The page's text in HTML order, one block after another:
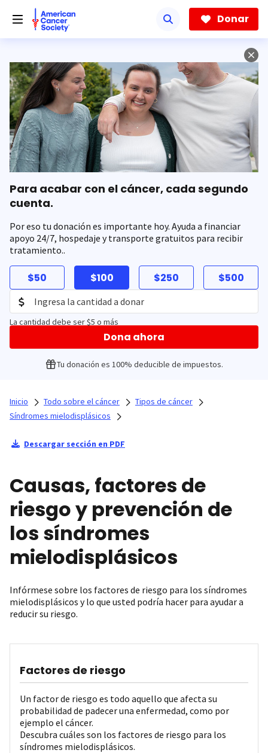
hacia
contenido
Donar
Para acabar con el cáncer, cada segundo
cuenta.
Por eso tu donación es importante hoy. Ayuda a financiar
apoyo 24/7, hospedaje y transporte gratuitos para recibir
tratamiento..
$50 $100 $250 $500
La cantidad debe ser $5 o más
Dona ahora
Tu donación es 100% deducible de impuestos.
Inicio Todo sobre el cáncer
Tipos de cáncer
Síndromes mielodisplásicos
Descargar sección en PDF
Causas, factores de
riesgo y prevención de
los síndromes
mielodisplásicos
Infórmese sobre los factores de riesgo para los síndromes
mielodisplásicos y lo que usted podría hacer para ayudar a
reducir su riesgo.
Factores de riesgo
Un factor de riesgo es todo aquello que afecta su
probabilidad de padecer una enfermedad, como por
ejemplo el cáncer.
Descubra cuáles son los factores de riesgo para los
síndromes mielodisplásicos.